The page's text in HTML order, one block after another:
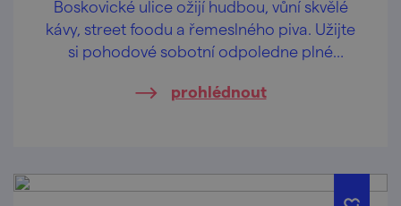
Boskovické ulice ožijí hudbou, vůní skvělé
kávy, street foodu a řemeslného piva. Užijte
si pohodové sobotní odpoledne plné
navíc se vstupem zdarma.
prohlédnout